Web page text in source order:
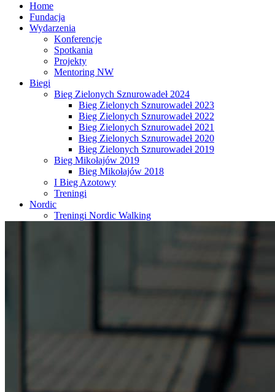
Home
Fundacja
Wydarzenia
Konferencje
Spotkania
Projekty
Mentoring NW
Biegi
Bieg Zielonych Sznurowadeł 2024
Bieg Zielonych Sznurowadeł 2023
Bieg Zielonych Sznurowadeł 2022
Bieg Zielonych Sznurowadeł 2021
Bieg Zielonych Sznurowadeł 2020
Bieg Zielonych Sznurowadeł 2019
Bieg Mikołajów 2019
Bieg Mikołajów 2018
I Bieg Azotowy
Treningi
Nordic
Treningi Nordic Walking